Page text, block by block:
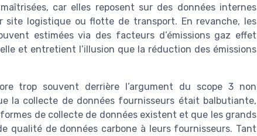
car elles reposent sur des données internes
site logistique ou flotte de transport. En revanche, les
estimées via des facteurs d’émissions gaz effet
et entretient l’illusion que la réduction des émissions
trop souvent derrière l’argument du scope 3 non
la collecte de données fournisseurs était balbutiante,
de collecte de données existent et que les grands
qualité de données carbone à leurs fournisseurs. Tant